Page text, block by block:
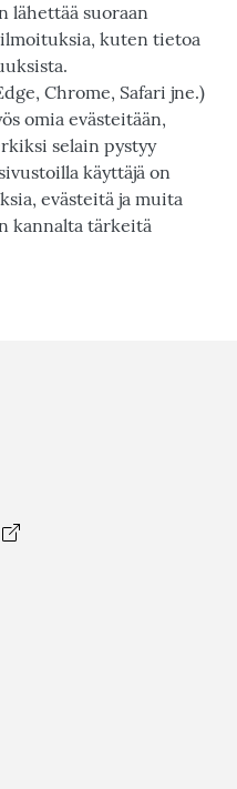
lähettää suoraan
kuten tietoa
Chrome, Safari jne.)
omia evästeitään,
selain pystyy
käyttäjä on
evästeitä ja muita
kannalta tärkeitä